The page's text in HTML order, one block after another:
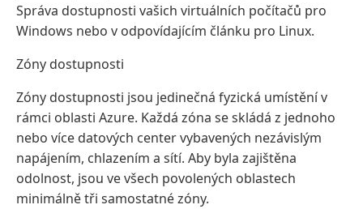
Správa dostupnosti vašich virtuálních počítačů pro
Windows nebo v odpovídajícím článku pro Linux.
Zóny dostupnosti
Zóny dostupnosti jsou jedinečná fyzická umístění v
rámci oblasti Azure. Každá zóna se skládá z jednoho
nebo více datových center vybavených nezávislým
napájením, chlazením a sítí. Aby byla zajištěna
odolnost, jsou ve všech povolených oblastech
minimálně tři samostatné zóny.